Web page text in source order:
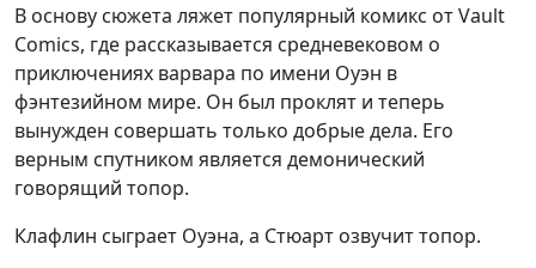
В основу сюжета ляжет популярный комикс от Vault
Comics, где рассказывается средневековом о
приключениях варвара по имени Оуэн в
фэнтезийном мире. Он был проклят и теперь
вынужден совершать только добрые дела. Его
верным спутником является демонический
говорящий топор.
Клафлин сыграет Оуэна, а Стюарт озвучит топор.